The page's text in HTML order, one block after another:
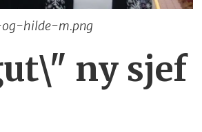
hilde-m.png
ny sjef